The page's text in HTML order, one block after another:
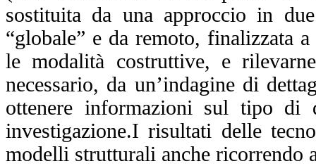
sostituita da una approccio in
“globale” e da remoto, finalizzata
le modalità costruttive, e
necessario, da un’indagine di
ottenere informazioni sul tipo di
investigazione.I risultati delle
modelli strutturali anche ricorrendo